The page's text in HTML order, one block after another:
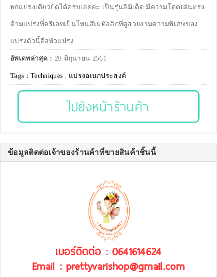
พกแปรงเดียวปัดได้ครบเลยค่ะ เป็นรุ่นลิมิเต็ด มีความโดดเด่นตรง
ด้ามแปรงที่ครีเอทเป็นโทนสีเมทัลลิกที่ดูสวยงามความพิเศษของ
แปรงตัวนี้คือหัวแปรง
อัพเดทล่าสุด : 20 มิถุนายน 2561
Tags :Techniques , แปรงอเนกประสงค์
ไปยังหน้าร้านค้า
ข้อมูลติดต่อเจ้าของร้านค้าที่ขายสินค้าชิ้นนี้
เบอร์ติดต่อ : 0641614624
Email : prettyvarishop@gmail.com